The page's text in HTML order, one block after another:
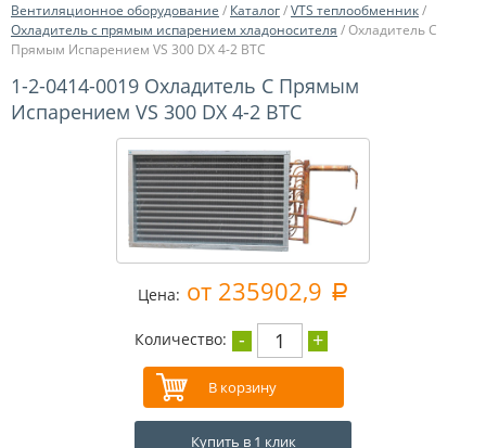
Вентиляционное оборудование / Каталог/VTS теплообменник/
Охладитель с прямым испарением хладоносителя / Охладитель С
Прямым Испарением VS 300 DX 4-2 ВТС
1-2-0414-0019 Охладитель С Прямым
Испарением VS 300 DX 4-2 ВТС
Цена: от 235902,9 a
Количество: - 1 +
Купить в 1 клик